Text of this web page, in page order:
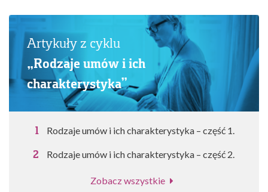
Artykuły z cyklu
„Rodzaje umów i ich
charakterystyka”
Rodzaje umów i ich charakterystyka – część 1.
Rodzaje umów i ich charakterystyka – część 2.
Zobacz wszystkie